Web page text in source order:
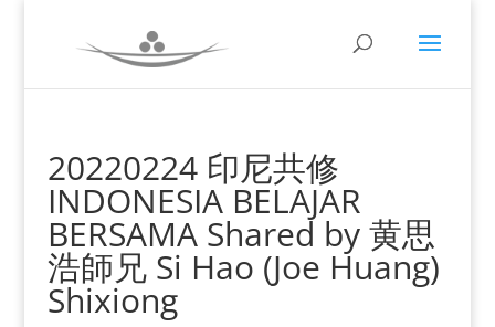
20220224 印尼共修
INDONESIA BELAJAR
BERSAMA Shared by 黄思
浩師兄 Si Hao (Joe Huang)
Shixiong